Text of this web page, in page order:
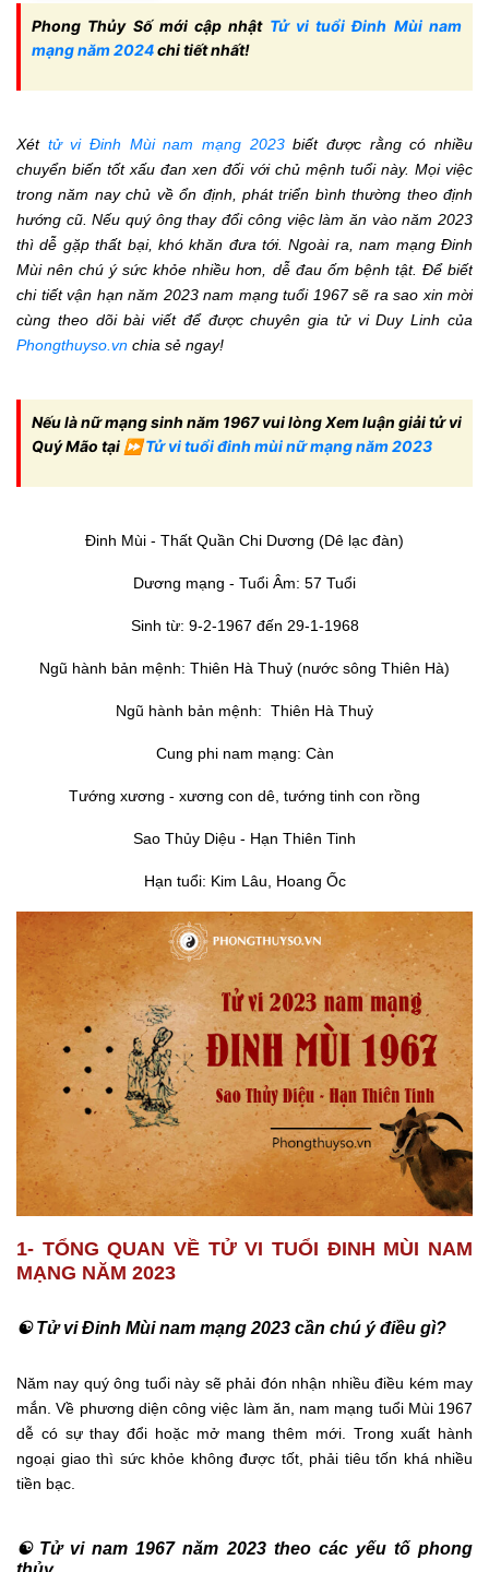
Phong Thủy Số mới cập nhật Tử vi tuổi Đinh Mùi nam
mạng năm 2024chi tiết nhất!
Xét tử vi Đinh Mùi nam mạng 2023biết được rằng có nhiều
chuyển biến tốt xấu đan xen đối với chủ mệnh tuổi này. Mọi việc
trong năm nay chủ về ổn định, phát triển bình thường theo định
hướng cũ. Nếu quý ông thay đổi công việc làm ăn vào năm 2023
thì dễ gặp thất bại, khó khăn đưa tới. Ngoài ra, nam mạng Đinh
Mùi nên chú ý sức khỏe nhiều hơn, dễ đau ốm bệnh tật. Để biết
chi tiết vận hạn năm 2023 nam mạng tuổi 1967 sẽ ra sao xin mời
cùng theo dõi bài viết để được chuyên gia tử vi Duy Linh của
Phongthuyso.vn chia sẻ ngay!
Nếu là nữ mạng sinh năm 1967 vui lòng Xem luận giải tử vi
Quý Mão tại ⏩Tử vi tuổi đinh mùi nữ mạng năm 2023
Đinh Mùi - Thất Quần Chi Dương (Dê lạc đàn)
Dương mạng - Tuổi Âm: 57 Tuổi
Sinh từ: 9-2-1967 đến 29-1-1968
Ngũ hành bản mệnh: Thiên Hà Thuỷ (nước sông Thiên Hà)
Ngũ hành bản mệnh: Thiên Hà Thuỷ
Cung phi nam mạng: Càn
Tướng xương - xương con dê, tướng tinh con rồng
Sao Thủy Diệu - Hạn Thiên Tinh
Hạn tuổi: Kim Lâu, Hoang Ốc
1- TỔNG QUAN VỀ TỬ VI TUỔI ĐINH MÙI NAM
MẠNG NĂM 2023
☯ Tử vi Đinh Mùi nam mạng 2023 cần chú ý điều gì?
Năm nay quý ông tuổi này sẽ phải đón nhận nhiều điều kém may
mắn. Về phương diện công việc làm ăn, nam mạng tuổi Mùi 1967
dễ có sự thay đổi hoặc mở mang thêm mới. Trong xuất hành
ngoại giao thì sức khỏe không được tốt, phải tiêu tốn khá nhiều
tiền bạc.
☯ Tử vi nam 1967 năm 2023 theo các yếu tố phong